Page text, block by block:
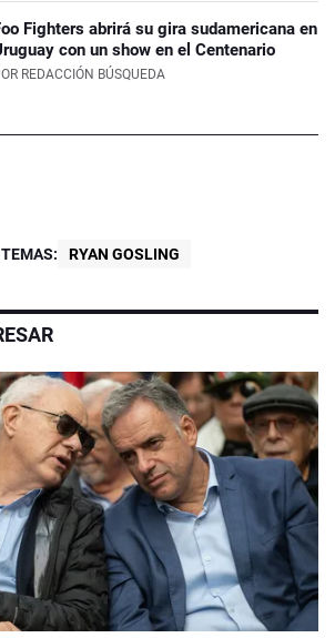
Fighters abrirá su gira sudamericana en
con un show en el Centenario
REDACCIÓN BÚSQUEDA
TEMAS: RYAN GOSLING